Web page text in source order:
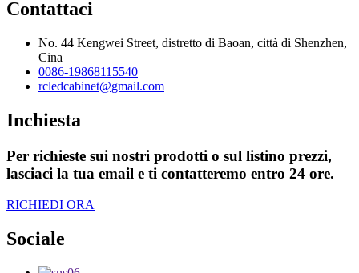
Contattaci
No. 44 Kengwei Street, distretto di Baoan, città di Shenzhen,
Cina
0086-19868115540
rcledcabinet@gmail.com
Inchiesta
Per richieste sui nostri prodotti o sul listino prezzi,
lasciaci la tua email e ti contatteremo entro 24 ore.
RICHIEDI ORA
Sociale